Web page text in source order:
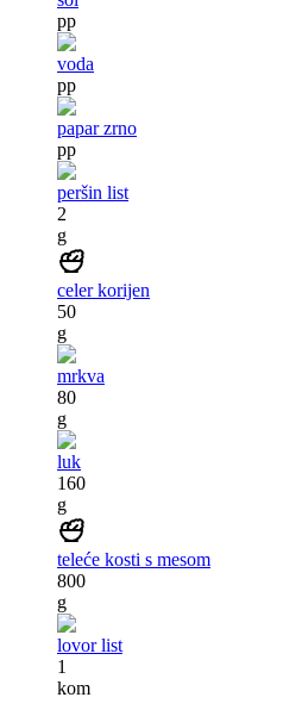
pp
voda
pp
papar zrno
pp
peršin list
2
g
celer korijen
50
g
mrkva
80
g
luk
160
g
teleće kosti s mesom
800
g
lovor list
1
kom